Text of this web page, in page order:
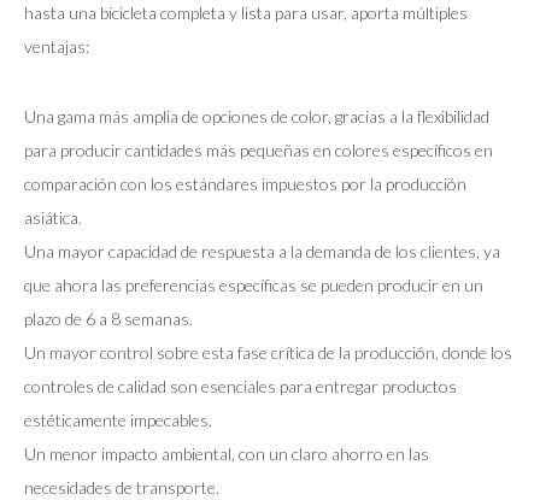
hasta una bicicleta completa y lista para usar, aporta múltiples
ventajas:
Una gama más amplia de opciones de color, gracias a la flexibilidad
para producir cantidades más pequeñas en colores específicos en
comparación con los estándares impuestos por la producción
asiática.
Una mayor capacidad de respuesta a la demanda de los clientes, ya
que ahora las preferencias específicas se pueden producir en un
plazo de 6 a 8 semanas.
Un mayor control sobre esta fase crítica de la producción, donde los
controles de calidad son esenciales para entregar productos
estéticamente impecables.
Un menor impacto ambiental, con un claro ahorro en las
necesidades de transporte.